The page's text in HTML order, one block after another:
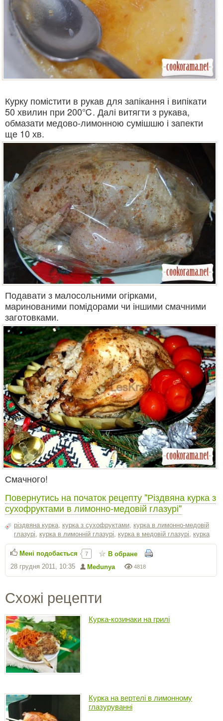
Курку помістити в рукав для запікання і випікати
50 хвилин при 200℃. Далі витягти з рукава,
обмазати медово-лимонною сумішшю і запекти
ще 10 хв.
Подавати з малосольними огірками,
маринованими помідорами чи іншими смачними
заготовками.
Смачного!
Повернутись на початок рецепту "Різдвяна курка з
сухофруктами в лимонно-медовій глазурі"
різдвяна курка курка з сухофруктами курка в лимонно-медовій
глазурі
курка в лимонній глазурі курка в медовій глазурі курка
4818
Medunya
28 грудня 2011, 10:35
Мені подобається 7 В обране
Схожі рецепти
Курка-козинаки на грилі
Курка на вертелі в лимонному
глазуруванні